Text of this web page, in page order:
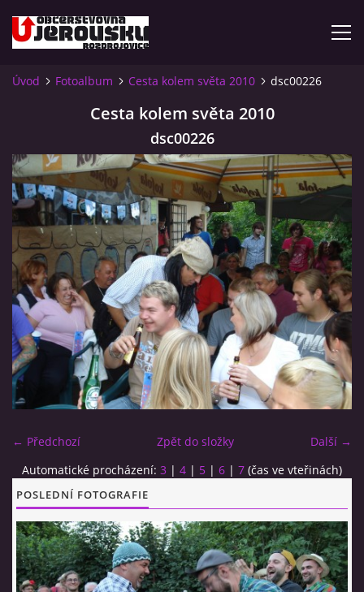
VIDLÁCKÝ VÍCEBOJ 2023 - VIDEO
OTEVÍRACÍ DOBA
VIDLÁCKÝ VÍCEBOJ 2020 - ČLÁNEK Z ROZDROJOVICKÉ
DRBNY 4/2020
VIDLÁCKÝ VÍCEBOJ 2020 - VIDEO
CO SI U NÁS DÁTE?
FOTOALBUM
CESTA KOLEM SVĚTA 2014 - VIDEO
Úvod Fotoalbum Cesta kolem světa 2010 dsc00226
Cesta kolem světa 2010
dsc00226
← Předchozí Další →
Zpět do složky
Automatické procházení: 3 | 4 | 5 | 6 | 7 (čas ve vteřinách)
POSLEDNÍ FOTOGRAFIE